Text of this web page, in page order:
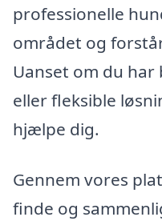
professionelle
området og
Uanset om du
eller fleksible
hjælpe dig.
Gennem vores
finde og